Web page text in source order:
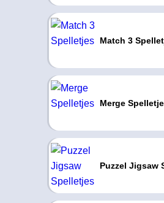
Match 3
Merge
Puzzel Jigsaw